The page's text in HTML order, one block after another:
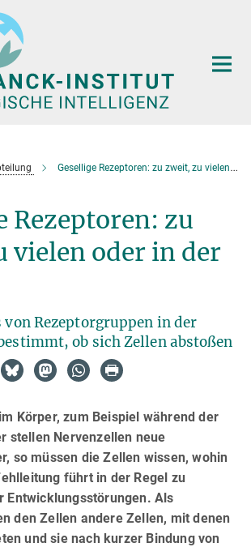
Gesellige Rezeptoren: zu zweit, zu vielen oder in der Masse
Rezeptoren: zu
vielen oder in der
Rezeptorgruppen in der
ob sich Zellen abstoßen
Körper, zum Beispiel während der
stellen Nervenzellen neue
so müssen die Zellen wissen, wohin
führt in der Regel zu
Entwicklungsstörungen. Als
den Zellen andere Zellen, mit denen
und sie nach kurzer Bindung von